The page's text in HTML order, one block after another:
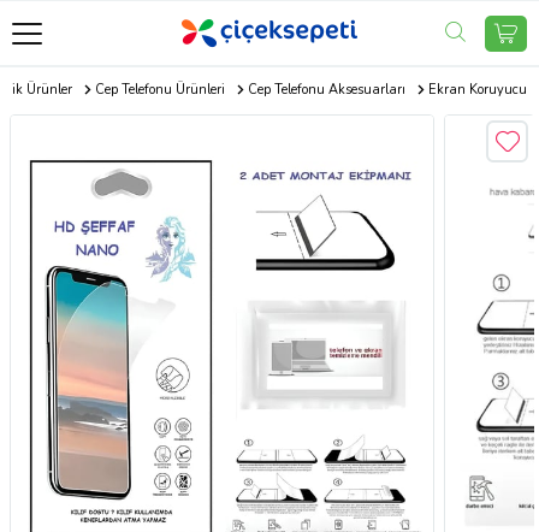
Ürünler Cep Telefonu Ürünleri Cep Telefonu Aksesuarları Ekran Koruyucu